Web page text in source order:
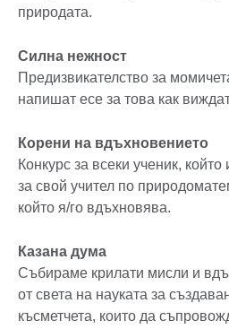
природата.
Силна нежност
Предизвикателство за
напишат есе за това как
Корени на вдъхновението
Конкурс за всеки ученик,
за свой учител по
който я/го вдъхновява.
Казана дума
Събираме крилати мисли и
от света на науката за
късметчета, които да